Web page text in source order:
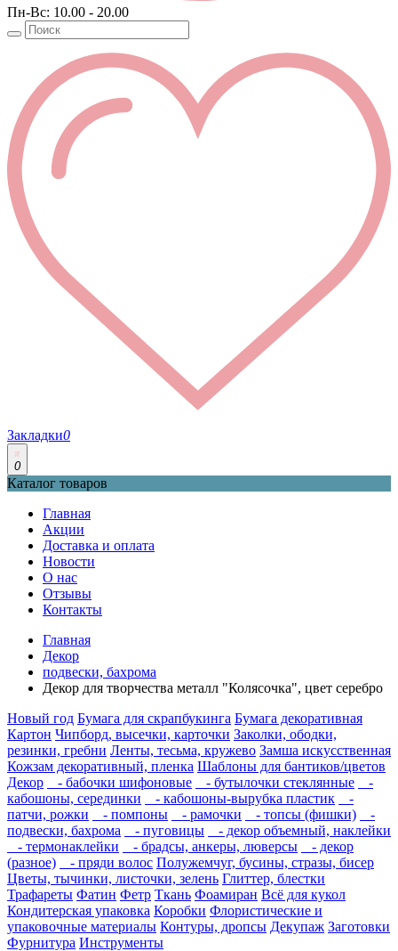
Пн-Вс: 10.00 - 20.00
Закладки0
0
Каталог товаров
Главная
Акции
Доставка и оплата
Новости
О нас
Отзывы
Контакты
Главная
Декор
подвески, бахрома
Декор для творчества металл "Колясочка", цвет серебро
Новый год Бумага для скрапбукинга Бумага декоративная
Картон Чипборд, высечки, карточки Заколки, ободки,
резинки, гребни Ленты, тесьма, кружево Замша искусственная
Кожзам декоративный, пленка Шаблоны для бантиков/цветов
Декор
- бабочки шифоновые - бутылочки стеклянные
-
кабошоны, серединки
- кабошоны-вырубка пластик
-
патчи, рожки
- помпоны - рамочки - топсы (фишки)
-
подвески, бахрома
- пуговицы
- декор объемный, наклейки
- термонаклейки
- брадсы, анкеры, люверсы
- декор
(разное)
- пряди волос Полужемчуг, бусины, стразы, бисер
Цветы, тычинки, листочки, зелень Глиттер, блестки
Трафареты Фатин Фетр Ткань Фоамиран Всё для кукол
Кондитерская упаковка Коробки Флористические и
упаковочные материалы Контуры, дропсы Декупаж Заготовки
Фурнитура Инструменты